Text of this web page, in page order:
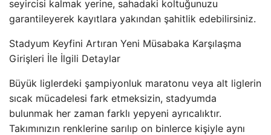
seyircisi kalmak yerine, sahadaki koltuğunuzu
garantileyerek kayıtlara yakından şahitlik edebilirsiniz.
Stadyum Keyfini Artıran Yeni Müsabaka Karşılaşma
Girişleri İle İlgili Detaylar
Büyük liglerdeki şampiyonluk maratonu veya alt liglerin
sıcak mücadelesi fark etmeksizin, stadyumda
bulunmak her zaman farklı yepyeni ayrıcalıktır.
Takımınızın renklerine sarılıp on binlerce kişiyle aynı